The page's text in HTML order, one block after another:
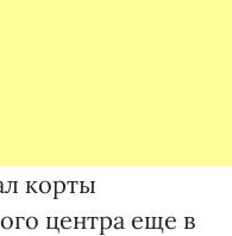
корты
центра еще в